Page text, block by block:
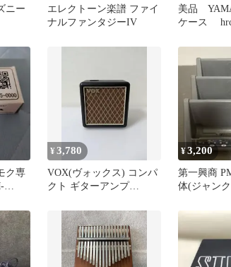
ニー
エレクトーン楽譜 ファイ
ナルファンタジーIV
美品
ケース
ク専
¥3,780
VOX(ヴォックス) コンパ
クト ギターアンプ
¥3,200
第一興商
体(ジャンク